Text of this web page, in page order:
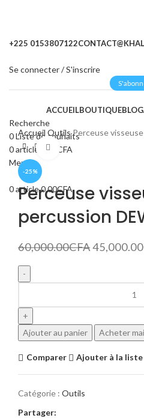
+225 0153807122
Se connecter / S'inscrire
ACCUEILBOUTIQUEBLOG
Recherche
0Liste de souhaits
0article 0.00
CFA
Menu
0article0.00CFA
Accueil OutilsPerceuse
-25%
Cliquez pour agrandir
Perceuse
percussion
60,000.00CFA45,000.00
Ajouter au panier Acheter
Comparer Ajouter à la liste
Catégorie : Outils
Partager: